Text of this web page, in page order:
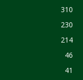
310
230
214
46
41